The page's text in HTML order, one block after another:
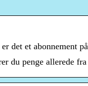
det et abonnement
du penge allerede